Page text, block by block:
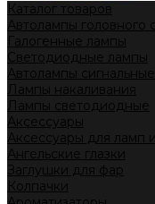
Каталог товаров
Автолампы головного
Галогенные лампы
Светодиодные лампы
Автолампы
Лампы накаливания
Лампы светодиодные
Аксессуары
Аксессуары для ламп
Ангельские глазки
Заглушки для фар
Колпачки